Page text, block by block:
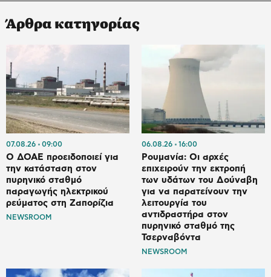
Άρθρα κατηγορίας
07.08.26 09:00
Ο ΔΟΑΕ προειδοποιεί για
την κατάσταση στον
πυρηνικό σταθμό
παραγωγής ηλεκτρικού
ρεύματος στη Ζαπορίζια
NEWSROOM
06.08.26 16:00
Ρουμανία: Οι αρχές
επιχειρούν την εκτροπή
των υδάτων του Δούναβη
για να παρατείνουν την
λειτουργία του
αντιδραστήρα στον
πυρηνικό σταθμό της
Τσερναβόντα
NEWSROOM